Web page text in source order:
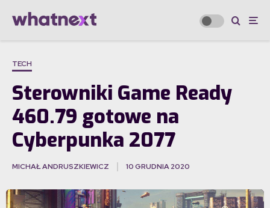
TECH
Sterowniki Game Ready
460.79 gotowe na
Cyberpunka 2077
MICHAŁ ANDRUSZKIEWICZ 10 GRUDNIA 2020